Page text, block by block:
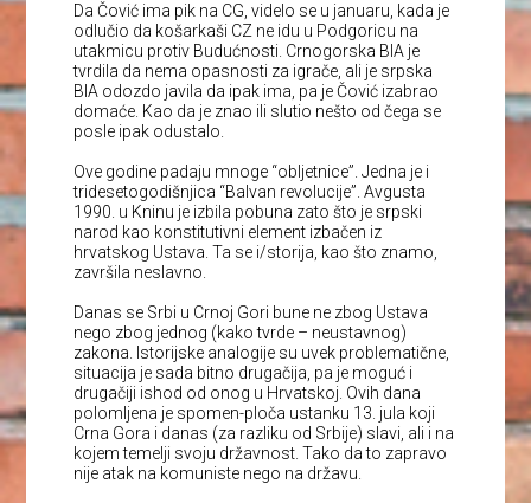
Da Čović ima pik na CG, videlo se u januaru, kada je
odlučio da košarkaši CZ ne idu u Podgoricu na
utakmicu protiv Budućnosti. Crnogorska BIA je
tvrdila da nema opasnosti za igrače, ali je srpska
BIA odozdo javila da ipak ima, pa je Čović izabrao
domaće. Kao da je znao ili slutio nešto od čega se
posle ipak odustalo.
Ove godine padaju mnoge “obljetnice”. Jedna je i
tridesetogodišnjica “Balvan revolucije”. Avgusta
1990. u Kninu je izbila pobuna zato što je srpski
narod kao konstitutivni element izbačen iz
hrvatskog Ustava. Ta se i/storija, kao što znamo,
završila neslavno.
Danas se Srbi u Crnoj Gori bune ne zbog Ustava
nego zbog jednog (kako tvrde – neustavnog)
zakona. Istorijske analogije su uvek problematične,
situacija je sada bitno drugačija, pa je moguć i
drugačiji ishod od onog u Hrvatskoj. Ovih dana
polomljena je spomen-ploča ustanku 13. jula koji
Crna Gora i danas (za razliku od Srbije) slavi, ali i na
kojem temelji svoju državnost. Tako da to zapravo
nije atak na komuniste nego na državu.